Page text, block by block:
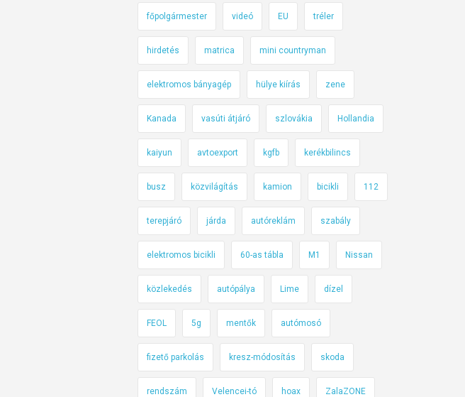
főpolgármester videó EU tréler
hirdetés matrica mini countryman
elektromos bányagép hülye kiírás zene
Kanada vasúti átjáró szlovákia Hollandia
kaiyun avtoexport kgfb kerékbilincs
busz közvilágítás kamion bicikli 112
terepjáró járda autóreklám szabály
elektromos bicikli 60-as tábla M1 Nissan
közlekedés autópálya Lime dízel
FEOL 5g mentők autómosó
fizető parkolás kresz-módosítás skoda
rendszám Velencei-tó hoax ZalaZONE